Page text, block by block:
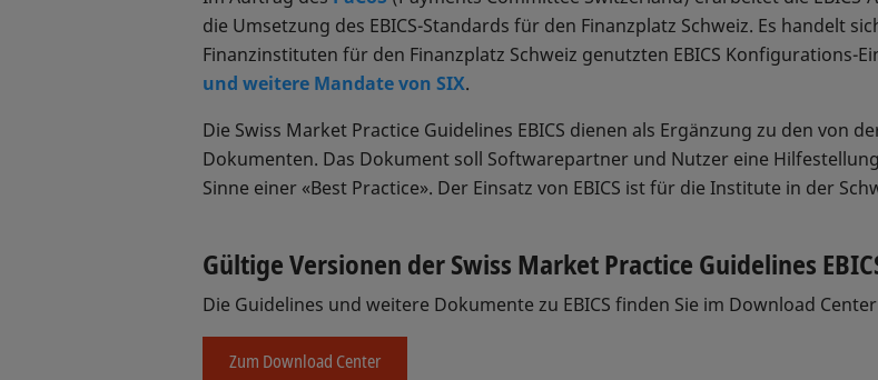
die Umsetzung des EBICS-Standards für den Finanzplatz Schweiz. Es handelt
Finanzinstituten für den Finanzplatz Schweiz genutzten EBICS Konfigurations-
und weitere Mandate von SIX.
Die Swiss Market Practice Guidelines EBICS dienen als Ergänzung zu den von
Dokumenten. Das Dokument soll Softwarepartner und Nutzer eine
Sinne einer «Best Practice». Der Einsatz von EBICS ist für die Institute in der
Gültige Versionen der Swiss Market Practice Guidelines
Die Guidelines und weitere Dokumente zu EBICS finden Sie im Download Center
Zum Download Center